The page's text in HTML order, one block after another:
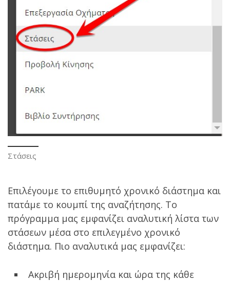
Στάσεις
Επιλέγουμε το επιθυμητό χρονικό διάστημα και
πατάμε το κουμπί της αναζήτησης. Το
πρόγραμμα μας εμφανίζει αναλυτική λίστα των
στάσεων μέσα στο επιλεγμένο χρονικό
διάστημα. Πιο αναλυτικά μας εμφανίζει:
Ακριβή ημερομηνία και ώρα της κάθε